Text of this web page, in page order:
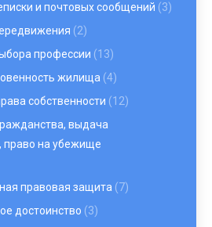
и почтовых сообщений (3)
(2)
профессии (13)
жилища (4)
собственности (12)
выдача
право на убежище
правовая защита (7)
достоинство (3)